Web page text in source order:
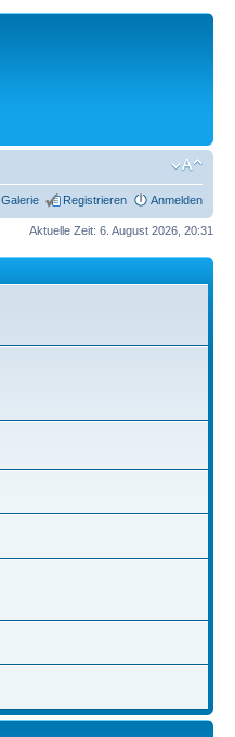
Galerie Registrieren Anmelden
Aktuelle Zeit: 6. August 2026, 20:31